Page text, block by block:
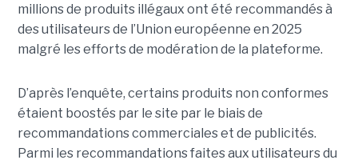
millions de produits illégaux ont été recommandés à
des utilisateurs de l’Union européenne en 2025
malgré les efforts de modération de la plateforme.
D’après l’enquête, certains produits non conformes
étaient boostés par le site par le biais de
recommandations commerciales et de publicités.
Parmi les recommandations faites aux utilisateurs du